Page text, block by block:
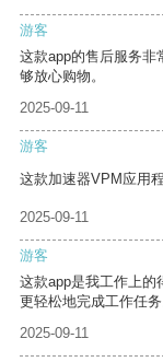
游客
这款app的售后服务非
够放心购物。
2025-09-11
游客
这款加速器VPM应用
2025-09-11
游客
这款app是我工作上的
更轻松地完成工作任务
2025-09-11